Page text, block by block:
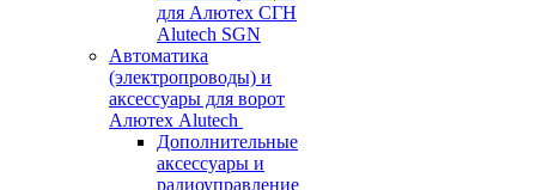
для Алютех СГН
Alutech SGN
Автоматика
(электропроводы) и
аксессуары для ворот
Алютех Alutech
Дополнительные
аксессуары и
радиоуправление